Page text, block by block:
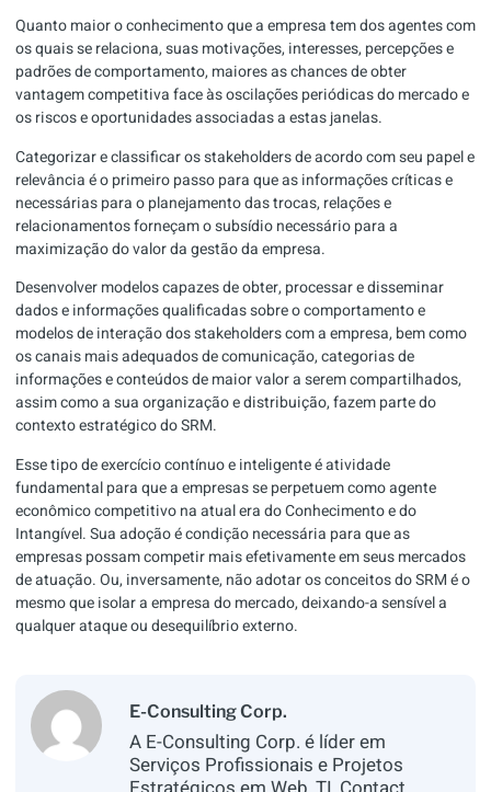
Quanto maior o conhecimento que a empresa tem dos agentes com
os quais se relaciona, suas motivações, interesses, percepções e
padrões de comportamento, maiores as chances de obter
vantagem competitiva face às oscilações periódicas do mercado e
os riscos e oportunidades associadas a estas janelas.
Categorizar e classificar os stakeholders de acordo com seu papel e
relevância é o primeiro passo para que as informações críticas e
necessárias para o planejamento das trocas, relações e
relacionamentos forneçam o subsídio necessário para a
maximização do valor da gestão da empresa.
Desenvolver modelos capazes de obter, processar e disseminar
dados e informações qualificadas sobre o comportamento e
modelos de interação dos stakeholders com a empresa, bem como
os canais mais adequados de comunicação, categorias de
informações e conteúdos de maior valor a serem compartilhados,
assim como a sua organização e distribuição, fazem parte do
contexto estratégico do SRM.
Esse tipo de exercício contínuo e inteligente é atividade
fundamental para que a empresas se perpetuem como agente
econômico competitivo na atual era do Conhecimento e do
Intangível. Sua adoção é condição necessária para que as
empresas possam competir mais efetivamente em seus mercados
de atuação. Ou, inversamente, não adotar os conceitos do SRM é o
mesmo que isolar a empresa do mercado, deixando-a sensível a
qualquer ataque ou desequilíbrio externo.
E-Consulting Corp.
A E-Consulting Corp. é líder em
Serviços Profissionais e Projetos